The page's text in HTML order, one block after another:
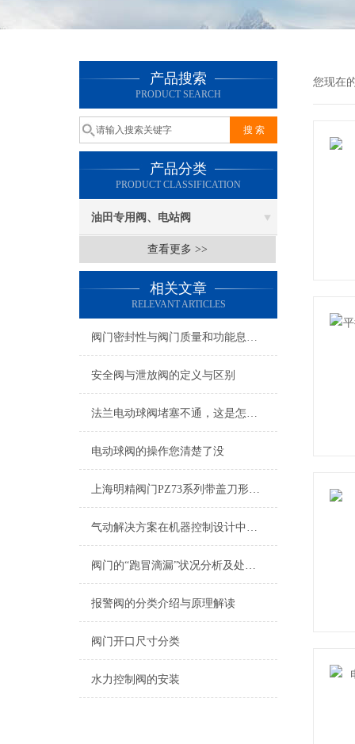
产品搜索
PRODUCT SEARCH
产品分类
PRODUCT CLASSIFICATION
油田专用阀、电站阀
查看更多 >>
相关文章
RELEVANT ARTICLES
阀门密封性与阀门质量和功能息息相关
安全阀与泄放阀的定义与区别
法兰电动球阀堵塞不通，这是怎么回事？
电动球阀的操作您清楚了没
上海明精阀门PZ73系列带盖刀形闸阀主要特点
气动解决方案在机器控制设计中的应用
阀门的“跑冒滴漏”状况分析及处理方法
报警阀的分类介绍与原理解读
阀门开口尺寸分类
水力控制阀的安装
您现在